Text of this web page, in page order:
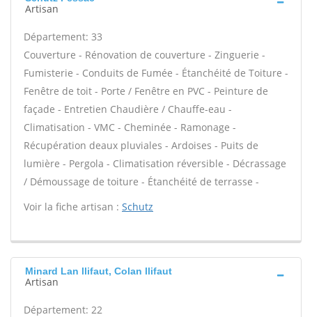
Artisan
Département: 33
Couverture - Rénovation de couverture - Zinguerie -
Fumisterie - Conduits de Fumée - Étanchéité de Toiture -
Fenêtre de toit - Porte / Fenêtre en PVC - Peinture de
façade - Entretien Chaudière / Chauffe-eau -
Climatisation - VMC - Cheminée - Ramonage -
Récupération deaux pluviales - Ardoises - Puits de
lumière - Pergola - Climatisation réversible - Décrassage
/ Démoussage de toiture - Étanchéité de terrasse -
Voir la fiche artisan : Schutz
Minard Lan llifaut, Colan llifaut
Artisan
Département: 22